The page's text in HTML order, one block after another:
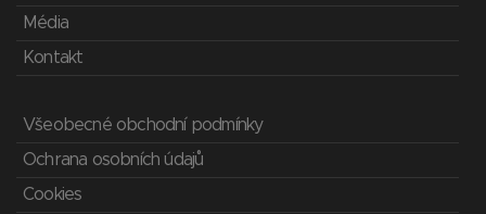
Média
Kontakt
Všeobecné obchodní podmínky
Ochrana osobních údajů
Cookies